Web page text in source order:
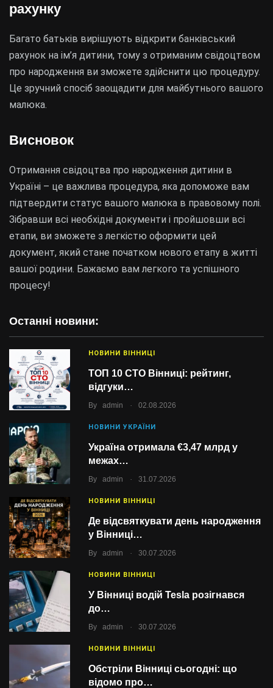
Останні новини:
НОВИНИ ВІННИЦІ
ТОП 10 СТО Вінниці: рейтинг,
відгуки…
By admin . 02.08.2026
НОВИНИ УКРАЇНИ
Україна отримала €3,47 млрд у
межах…
By admin . 31.07.2026
НОВИНИ ВІННИЦІ
Де відсвяткувати день народження
у Вінниці…
By admin . 30.07.2026
НОВИНИ ВІННИЦІ
У Вінниці водій Tesla розігнався
до…
By admin . 30.07.2026
НОВИНИ ВІННИЦІ
Обстріли Вінниці сьогодні: що
відомо про…
рахунку
Багато батьків вирішують відкрити банківський
рахунок на ім’я дитини, тому з отриманим свідоцтвом
про народження ви зможете здійснити цю процедуру.
Це зручний спосіб заощадити для майбутнього вашого
малюка.
Висновок
Отримання свідоцтва про народження дитини в
Україні – це важлива процедура, яка допоможе вам
підтвердити статус вашого малюка в правовому полі.
Зібравши всі необхідні документи і пройшовши всі
етапи, ви зможете з легкістю оформити цей
документ, який стане початком нового етапу в житті
вашої родини. Бажаємо вам легкого та успішного
процесу!